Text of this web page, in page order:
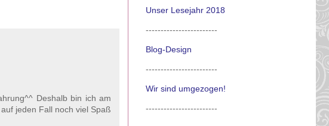
Deshalb bin ich am
jeden Fall noch viel Spaß
Unser Lesejahr 2018
------------------------
Blog-Design
------------------------
Wir sind umgezogen!
------------------------